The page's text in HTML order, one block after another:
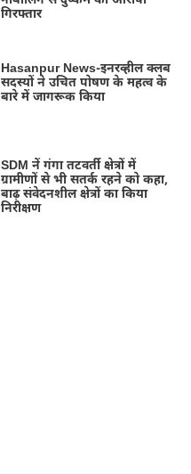
गिरफ्तार
Hasanpur News-इनरव्हील क्लब
सदस्यों ने उचित पोषण के महत्व के
बारे में जागरूक किया
SDM नें गंगा तटवर्ती क्षेत्रों में
ग्रामीणों से भी सतर्क रहने को कहा,
बाढ़ संवेदनशील क्षेत्रों का किया
निरीक्षण